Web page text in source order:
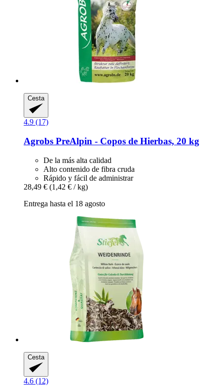
Cesta
4.9 (17)
Agrobs PreAlpin -​ Copos de Hierbas, 20 kg
De la más alta calidad
Alto contenido de fibra cruda
Rápido y fácil de administrar
28,49 € (1,42 € / kg)
Entrega hasta el 18 agosto
Cesta
4.6 (12)